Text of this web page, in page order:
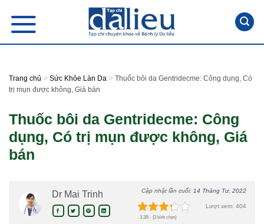
content
Trang chủ > Sức Khỏe Làn Da > Thuốc bôi da Gentridecme: Công dụng, Có
trị mụn được không, Giá bán
Thuốc bôi da Gentridecme: Công
dụng, Có trị mụn được không, Giá
bán
Dr Mai Trinh Cập nhật lần cuối: 14 Tháng Tư, 2022
3.3/5 - (3 bình chọn)
Lượt xem: 404